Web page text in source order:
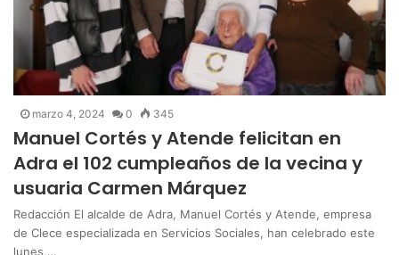
marzo 4, 2024 0 345
Manuel Cortés y Atende felicitan en
Adra el 102 cumpleaños de la vecina y
usuaria Carmen Márquez
Redacción El alcalde de Adra, Manuel Cortés y Atende, empresa
de Clece especializada en Servicios Sociales, han celebrado este
lunes,…